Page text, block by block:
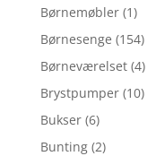
Børnemøbler (1)
Børnesenge (154)
Børneværelset (4)
Brystpumper (10)
Bukser (6)
Bunting (2)